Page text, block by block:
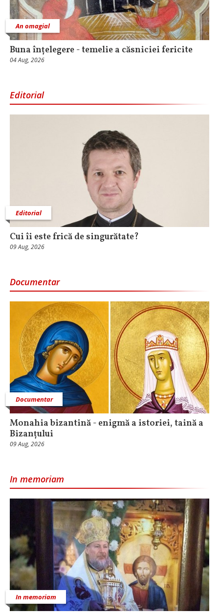
An omagial
Buna înțelegere - temelie a căsniciei fericite
04 Aug, 2026
Editorial
Editorial
Cui îi este frică de singurătate?
09 Aug, 2026
Documentar
Documentar
Monahia bizantină - enigmă a istoriei, taină a
Bizanțului
09 Aug, 2026
In memoriam
In memoriam